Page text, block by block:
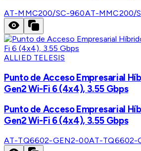
AT-MMC200/SC-960AT-MMC200/
ALLIED TELESIS
Punto de Acceso Empresarial
Gen2 Wi-Fi 6 (4x4), 3.55 Gbps
Punto de Acceso Empresarial
Gen2 Wi-Fi 6 (4x4), 3.55 Gbps
AT-TQ6602-GEN2-00AT-TQ6602-